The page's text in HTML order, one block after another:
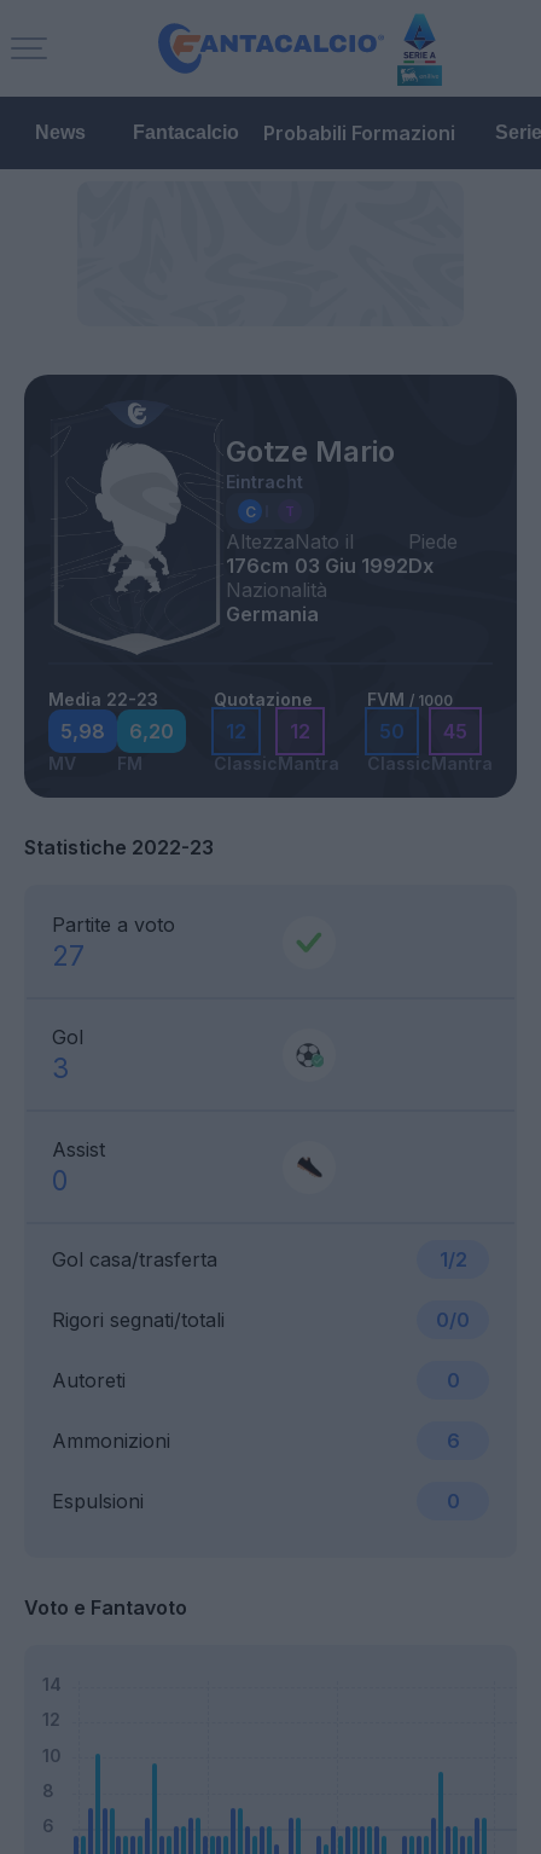
News Fantacalcio Probabili Formazioni
Gotze Mario
Eintracht
Altezza
176cm
Nato il
03 Giu 1992
Piede
Dx
Nazionalità
Germania
Media 22-23
5,98
MV
6,20
FM
Quotazione
12
Classic
12
Mantra
FVM / 1000
50
Classic
45
Mantra
Statistiche 2022-23
Partite a voto
27
Gol
3
Assist
0
Gol casa/trasferta 1/2
Ammonizioni 6
Rigori segnati/totali 0/0
Espulsioni 0
Autoreti 0
Voto e Fantavoto